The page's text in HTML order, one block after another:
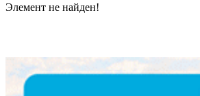
Элемент не найден!